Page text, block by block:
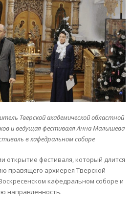
Тверской академической областной
и ведущая фестиваля Анна Малышева
в кафедральном соборе
открытие фестиваля, который длится
правящего архиерея Тверской
кафедральном соборе и
направленность.